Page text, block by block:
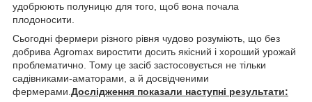
удобрюють полуницю для того, щоб вона почала
плодоносити.
Сьогодні фермери різного рівня чудово розуміють, що без
добрива Agromax виростити досить якісний і хороший урожай
проблематично. Тому це засіб застосовується не тільки
садівниками-аматорами, а й досвідченими
фермерами.Дослідження показали наступні результати: